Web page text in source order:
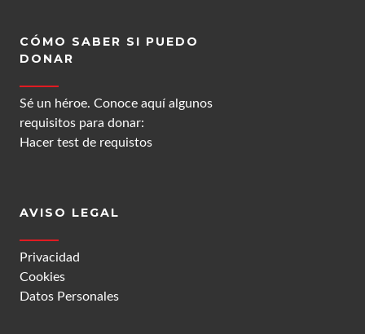
CÓMO SABER SI PUEDO
DONAR
Sé un héroe. Conoce aquí algunos
requisitos para donar:
Hacer test de requistos
AVISO LEGAL
Privacidad
Cookies
Datos Personales